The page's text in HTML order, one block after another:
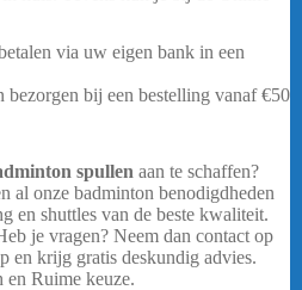
via uw eigen bank in een
bezorgen bij een bestelling vanaf€50
spullen aan te schaffen?
al onze badminton benodigdheden
en shuttles van de beste kwaliteit.
je vragen? Neem dan contact op
en krijg gratis deskundig advies.
en Ruime keuze.